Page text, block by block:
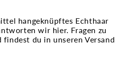
hangeknüpftes Echthaar
wir hier. Fragen zu
findest du in unseren Versand